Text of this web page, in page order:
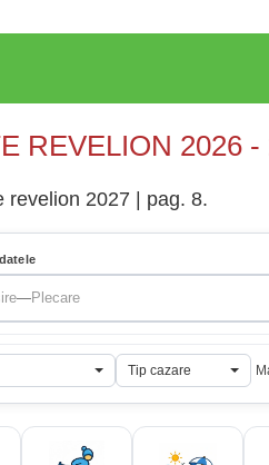
REVELION 2026
revelion 2027 | pag. 8.
—Plecare
Tip cazare